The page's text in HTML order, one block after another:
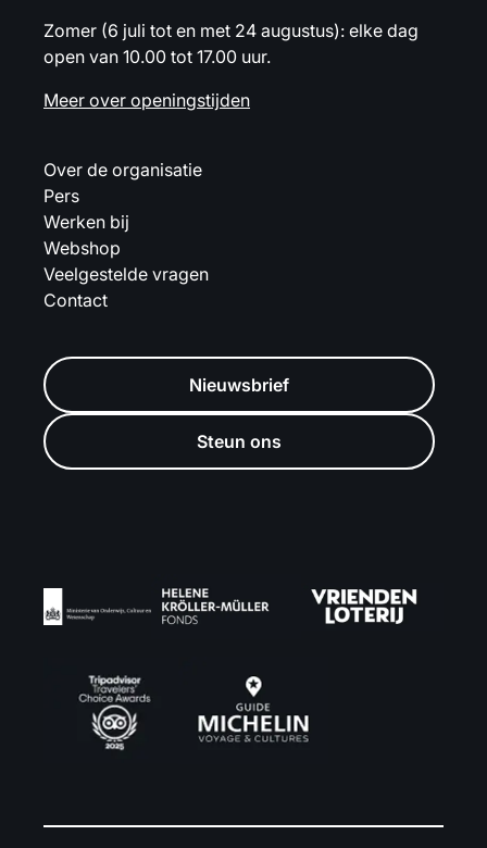
Zomer (6 juli tot en met 24 augustus): elke dag
open van 10.00 tot 17.00 uur.
Meer over openingstijden
Over de organisatie
Pers
Werken bij
Webshop
Veelgestelde vragen
Contact
Nieuwsbrief
Steun ons